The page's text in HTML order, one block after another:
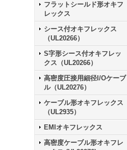
フラットシールド形オキフ
レックス
シース付オキフレックス
（UL20266）
S字形シース付オキフレッ
クス（UL20266）
高密度圧接用細径I/Oケーブ
ル（UL20276）
ケーブル形オキフレックス
（UL2935）
EMIオキフレックス
高密度ケーブル形オキフレ